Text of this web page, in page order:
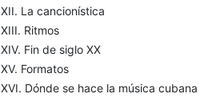
XII. La cancionística
XIII. Ritmos
XIV. Fin de siglo XX
XV. Formatos
XVI. Dónde se hace la música cubana